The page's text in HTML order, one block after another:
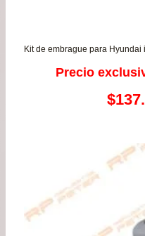
Precio
El
$